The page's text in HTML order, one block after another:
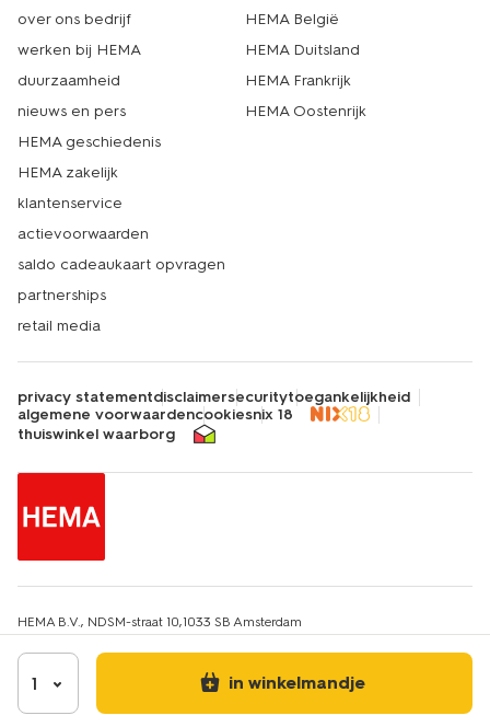
1 in winkelmandje
over ons bedrijf
werken bij HEMA
duurzaamheid
nieuws en pers
HEMA geschiedenis
HEMA zakelijk
klantenservice
actievoorwaarden
saldo cadeaukaart opvragen
partnerships
retail media
HEMA België
HEMA Duitsland
HEMA Frankrijk
HEMA Oostenrijk
privacy statementdisclaimersecuritytoegankelijkheid
algemene voorwaardencookiesnix 18
thuiswinkel waarborg
HEMA B.V., NDSM-straat 10,1033 SB Amsterdam
KvK-nummer: 34215639
IBAN: HEMA NL67INGB0651607663
Btw-identificatienummer: NL814217412B01
E-mailadres klantenservice: hemaklantenservice@hema.nl